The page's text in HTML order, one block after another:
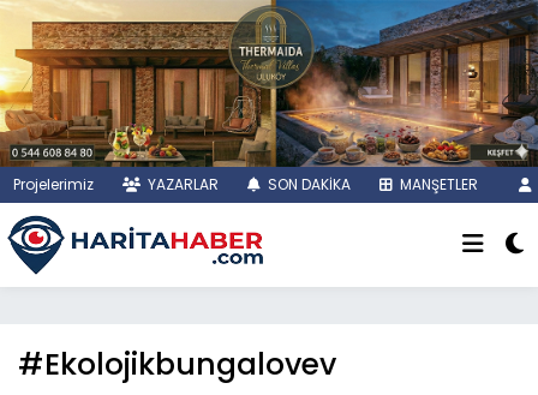
Projelerimiz YAZARLAR SON DAKİKA MANŞETLER
#Ekolojikbungalovev